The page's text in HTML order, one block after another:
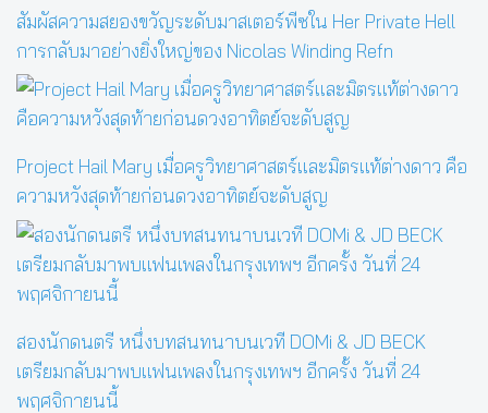
สัมผัสความสยองขวัญระดับมาสเตอร์พีซใน Her Private Hell
การกลับมาอย่างยิ่งใหญ่ของ Nicolas Winding Refn
Project Hail Mary เมื่อครูวิทยาศาสตร์และมิตรแท้ต่างดาว คือ
ความหวังสุดท้ายก่อนดวงอาทิตย์จะดับสูญ
สองนักดนตรี หนึ่งบทสนทนาบนเวที DOMi & JD BECK
เตรียมกลับมาพบแฟนเพลงในกรุงเทพฯ อีกครั้ง วันที่ 24
พฤศจิกายนนี้